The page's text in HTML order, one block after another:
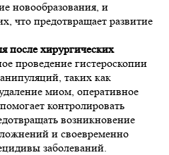
новообразования, и
что предотвращает развитие
после хирургических
проведение гистероскопии
таких как
миом, оперативное
контролировать
возникновение
и своевременно
заболеваний.